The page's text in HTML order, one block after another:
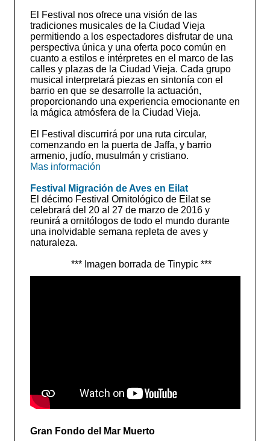
El Festival nos ofrece una visión de las
tradiciones musicales de la Ciudad Vieja
permitiendo a los espectadores disfrutar de una
perspectiva única y una oferta poco común en
cuanto a estilos e intérpretes en el marco de las
calles y plazas de la Ciudad Vieja. Cada grupo
musical interpretará piezas en sintonía con el
barrio en que se desarrolle la actuación,
proporcionando una experiencia emocionante en
la mágica atmósfera de la Ciudad Vieja.
El Festival discurrirá por una ruta circular,
comenzando en la puerta de Jaffa, y barrio
armenio, judío, musulmán y cristiano.
Mas información
Festival Migración de Aves en Eilat
El décimo Festival Ornitológico de Eilat se
celebrará del 20 al 27 de marzo de 2016 y
reunirá a ornitólogos de todo el mundo durante
una inolvidable semana repleta de aves y
naturaleza.
*** Imagen borrada de Tinypic ***
Gran Fondo del Mar Muerto